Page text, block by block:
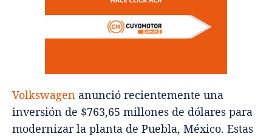
Volkswagen anunció recientemente una
inversión de $763,65 millones de dólares para
modernizar la planta de Puebla, México. Estas